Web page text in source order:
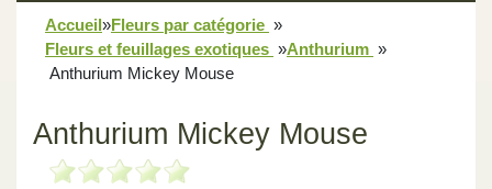
Accueil»Fleurs par catégorie »
Fleurs et feuillages exotiques »Anthurium »
Anthurium Mickey Mouse
Anthurium Mickey Mouse